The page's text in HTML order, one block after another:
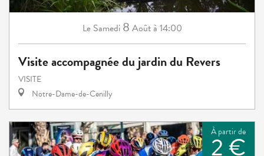
Le Samedi 8 Aoûtà 14:00
Visite accompagnée du jardin du Revers
VISITE
Notre-Dame-de-Cenilly
À partir de
2 €